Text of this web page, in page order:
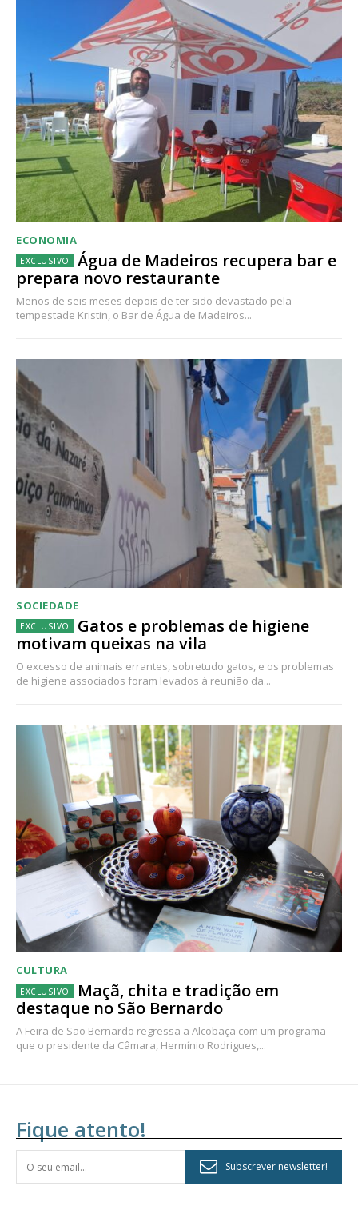
ECONOMIA
Água de Madeiros recupera bar e
prepara novo restaurante
Menos de seis meses depois de ter sido devastado pela
tempestade Kristin, o Bar de Água de Madeiros...
SOCIEDADE
Gatos e problemas de higiene
motivam queixas na vila
O excesso de animais errantes, sobretudo gatos, e os problemas
de higiene associados foram levados à reunião da...
CULTURA
Maçã, chita e tradição em
destaque no São Bernardo
A Feira de São Bernardo regressa a Alcobaça com um programa
que o presidente da Câmara, Hermínio Rodrigues,...
Fique atento!
Subscrever newsletter!